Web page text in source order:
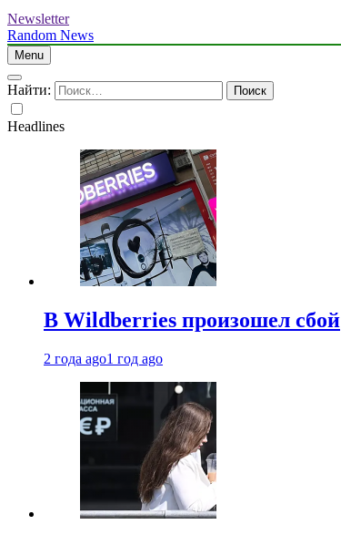
Newsletter
Random News
Menu
Найти:
Headlines
В Wildberries произошел сбой
2 года ago1 год ago